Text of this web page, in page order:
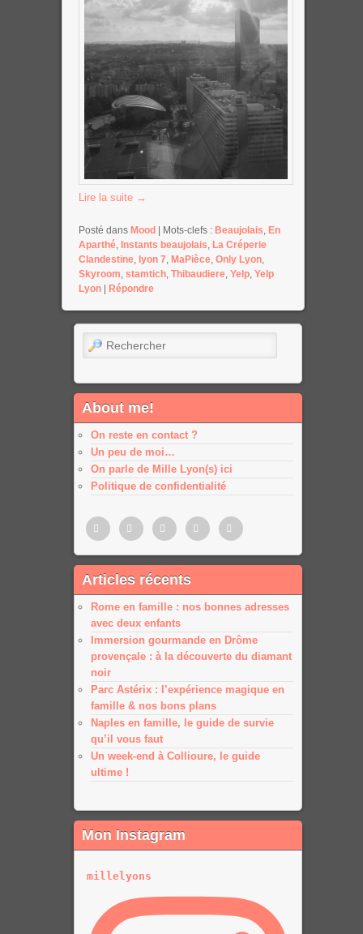
Lire la suite →
Posté dans Mood Mots-clefs : Beaujolais, En
Aparthé, Instants beaujolais, La Créperie
Clandestine, lyon 7, MaPièce, Only Lyon,
Skyroom, stamtich, Thibaudiere, Yelp, Yelp
Lyon
Répondre
Rechercher
About me!
On reste en contact ?
Un peu de moi…
On parle de Mille Lyon(s) ici
Politique de confidentialité
PinterestTwitter FacebookGoogle
plus
Google
Articles récents
Rome en famille : nos bonnes adresses
avec deux enfants
Immersion gourmande en Drôme
provençale : à la découverte du diamant
noir
Parc Astérix : l’expérience magique en
famille & nos bons plans
Naples en famille, le guide de survie
qu’il vous faut
Un week-end à Collioure, le guide
ultime !
Mon Instagram
millelyons